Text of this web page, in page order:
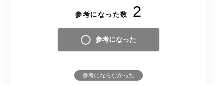
参考になった数 2
参考になった
参考にならなかった